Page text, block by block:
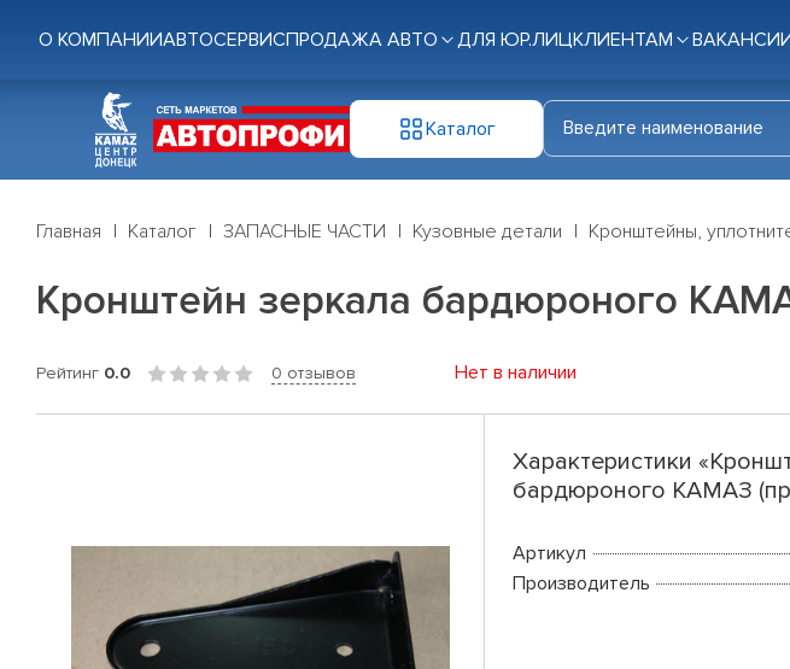
О КОМПАНИИАВТОСЕРВИСПРОДАЖА АВТО ДЛЯ ЮР.ЛИЦКЛИЕНТАМ
Каталог
Главная Каталог ЗАПАСНЫЕ ЧАСТИ Кузовные детали Кронштейны,
Кронштейн зеркала бардюроного
Рейтинг 0.0 0 отзывов Нет в наличии
Характеристики
бардюроного КАМАЗ
Артикул
Производитель